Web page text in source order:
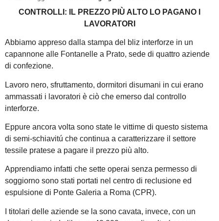
CONTROLLI: IL PREZZO PIÙ ALTO LO PAGANO I
LAVORATORI
Abbiamo appreso dalla stampa del bliz interforze in un
capannone alle Fontanelle a Prato, sede di quattro aziende
di confezione.
Lavoro nero, sfruttamento, dormitori disumani in cui erano
ammassati i lavoratori è ciò che emerso dal controllo
interforze.
Eppure ancora volta sono state le vittime di questo sistema
di semi-schiavitú che continua a caratterizzare il settore
tessile pratese a pagare il prezzo più alto.
Apprendiamo infatti che sette operai senza permesso di
soggiorno sono stati portati nel centro di reclusione ed
espulsione di Ponte Galeria a Roma (CPR).
I titolari delle aziende se la sono cavata, invece, con un